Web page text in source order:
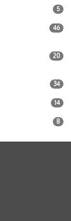
5
46
20
34
14
8